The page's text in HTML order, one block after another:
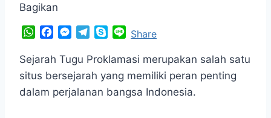
Bagikan
W
a
t
A
c
e
o
M
s
s
e
n
l
e
r
y
p
e
n
e
Share
Sejarah Tugu Proklamasi merupakan salah satu
situs bersejarah yang memiliki peran penting
dalam perjalanan bangsa Indonesia.